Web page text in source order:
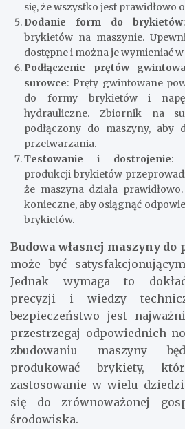
się, że wszystko jest prawidłowo
Dodanie form do brykietów
brykietów na maszynie.
dostępne i można je wymieniać
Podłączenie prętów
surowce: Pręty gwintowane
do formy brykietów i
hydrauliczne. Zbiornik na
podłączony do maszyny, aby
przetwarzania.
Testowanie i dostrojenie:
produkcji brykietów
że maszyna działa
konieczne, aby osiągnąć
brykietów.
Budowa własnej maszyny
może być
Jednak wymaga to
precyzji i wiedzy
bezpieczeństwo jest
przestrzegaj odpowiednich
zbudowaniu maszyny
produkować brykiety,
zastosowanie w wielu
się do zrównoważonej
środowiska.